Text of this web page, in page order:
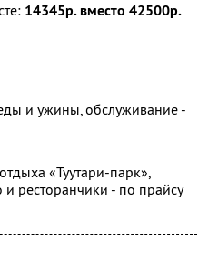
14345р. вместо 42500р.
и ужины, обслуживание -
«Туутари-парк»,
ресторанчики - по прайсу